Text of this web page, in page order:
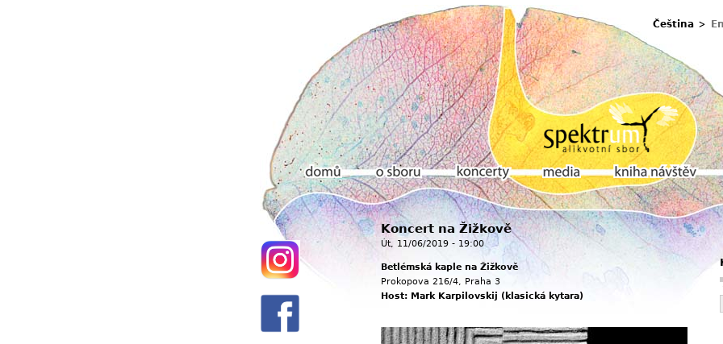
Čeština
Koncert na Žižkově
Út, 11/06/2019 - 19:00
Betlémská kaple na Žižkově
Prokopova 216/4, Praha 3
Host: Mark Karpilovskij (klasická kytara)
Hlavní menu
Domů O sboru Koncerty Media Kniha návštěv